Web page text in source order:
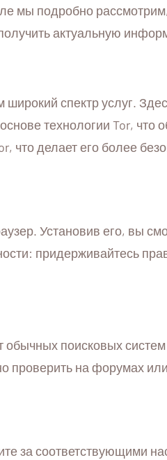
мы подробно
актуальную
спектр услуг.
технологии Tor, что
что делает его более
Установив его, вы
придерживайтесь
поисковых систем
проверить на форумах или
за соответствующими